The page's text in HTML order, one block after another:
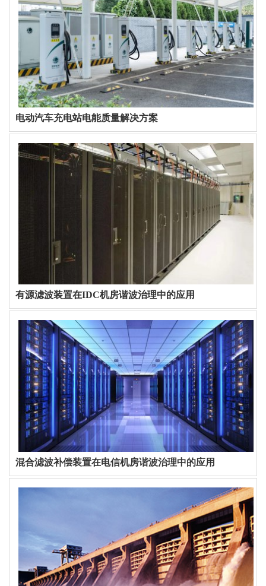
电动汽车充电站电能质量解决方案
有源滤波装置在IDC机房谐波治理中的应用
混合滤波补偿装置在电信机房谐波治理中的应用